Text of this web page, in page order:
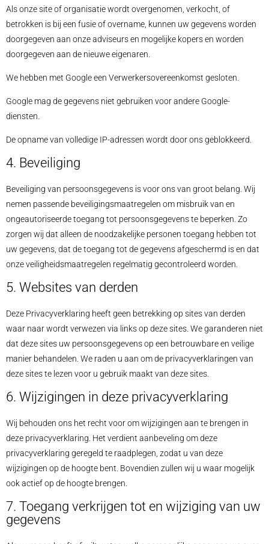
Als onze site of organisatie wordt overgenomen, verkocht, of
betrokken is bij een fusie of overname, kunnen uw gegevens worden
doorgegeven aan onze adviseurs en mogelijke kopers en worden
doorgegeven aan de nieuwe eigenaren.
We hebben met Google een Verwerkersovereenkomst gesloten.
Google mag de gegevens niet gebruiken voor andere Google-
diensten.
De opname van volledige IP-adressen wordt door ons geblokkeerd.
4. Beveiliging
Beveiliging van persoonsgegevens is voor ons van groot belang. Wij
nemen passende beveiligingsmaatregelen om misbruik van en
ongeautoriseerde toegang tot persoonsgegevens te beperken. Zo
zorgen wij dat alleen de noodzakelijke personen toegang hebben tot
uw gegevens, dat de toegang tot de gegevens afgeschermd is en dat
onze veiligheidsmaatregelen regelmatig gecontroleerd worden.
5. Websites van derden
Deze Privacyverklaring heeft geen betrekking op sites van derden
waar naar wordt verwezen via links op deze sites. We garanderen niet
dat deze sites uw persoonsgegevens op een betrouwbare en veilige
manier behandelen. We raden u aan om de privacyverklaringen van
deze sites te lezen voor u gebruik maakt van deze sites.
6. Wijzigingen in deze privacyverklaring
Wij behouden ons het recht voor om wijzigingen aan te brengen in
deze privacyverklaring. Het verdient aanbeveling om deze
privacyverklaring geregeld te raadplegen, zodat u van deze
wijzigingen op de hoogte bent. Bovendien zullen wij u waar mogelijk
ook actief op de hoogte brengen.
7. Toegang verkrijgen tot en wijziging van uw
gegevens